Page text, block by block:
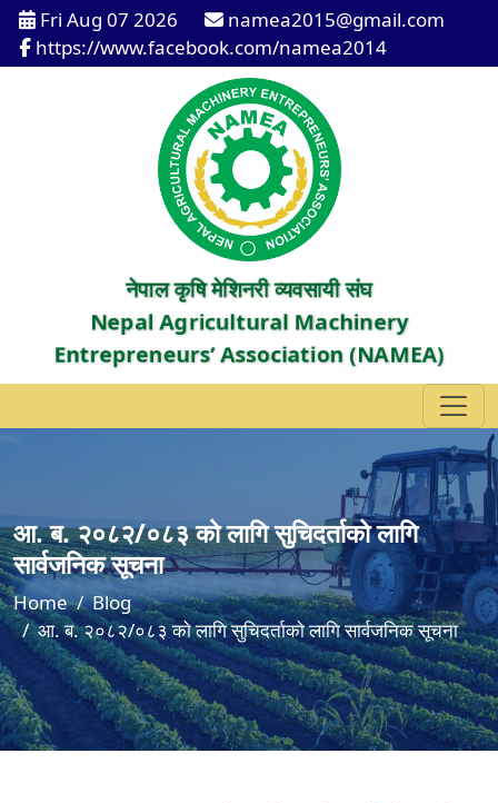
Fri Aug 07 2026
namea2015@gmail.com
https://www.facebook.com/namea2014
नेपाल कृषि मेशिनरी व्यवसायी संघ
Nepal Agricultural Machinery
Entrepreneurs’ Association (NAMEA)
आ. ब. २०८२/०८३ काे लागि सुचिदर्ताकाे लागि
सार्वजनिक सूचना
Home
Blog
आ. ब. २०८२/०८३ काे लागि सुचिदर्ताकाे लागि सार्वजनिक सूचना